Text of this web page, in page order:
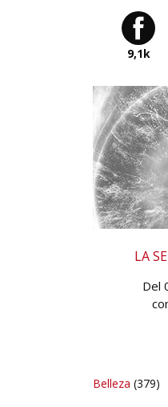
9,1k
LA
Del
Belleza (379)